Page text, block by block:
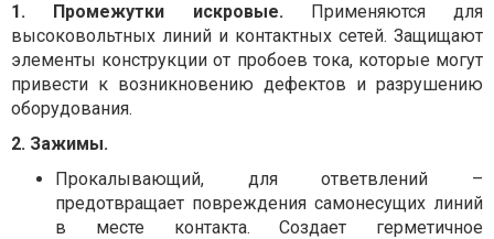
1. Промежутки искровые.Применяются для
высоковольтных линий и контактных сетей. Защищают
элементы конструкции от пробоев тока, которые могут
привести к возникновению дефектов и разрушению
оборудования.
2. Зажимы.
Прокалывающий, для ответвлений –
предотвращает повреждения самонесущих линий
в месте контакта. Создает герметичное